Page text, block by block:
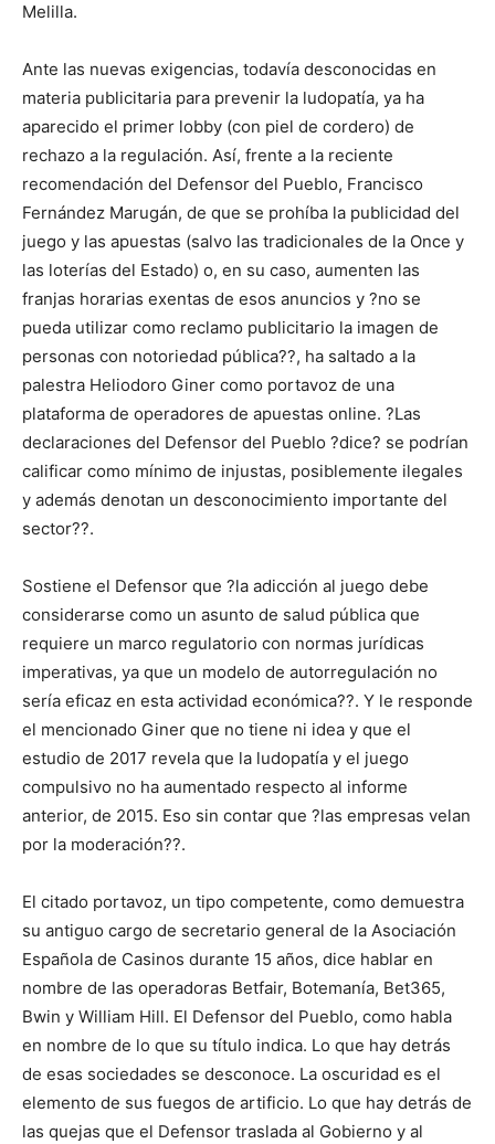
Melilla.
Ante las nuevas exigencias, todavía desconocidas en
materia publicitaria para prevenir la ludopatía, ya ha
aparecido el primer lobby (con piel de cordero) de
rechazo a la regulación. Así, frente a la reciente
recomendación del Defensor del Pueblo, Francisco
Fernández Marugán, de que se prohíba la publicidad del
juego y las apuestas (salvo las tradicionales de la Once y
las loterías del Estado) o, en su caso, aumenten las
franjas horarias exentas de esos anuncios y ?no se
pueda utilizar como reclamo publicitario la imagen de
personas con notoriedad pública??, ha saltado a la
palestra Heliodoro Giner como portavoz de una
plataforma de operadores de apuestas online. ?Las
declaraciones del Defensor del Pueblo ?dice? se podrían
calificar como mínimo de injustas, posiblemente ilegales
y además denotan un desconocimiento importante del
sector??.
Sostiene el Defensor que ?la adicción al juego debe
considerarse como un asunto de salud pública que
requiere un marco regulatorio con normas jurídicas
imperativas, ya que un modelo de autorregulación no
sería eficaz en esta actividad económica??. Y le responde
el mencionado Giner que no tiene ni idea y que el
estudio de 2017 revela que la ludopatía y el juego
compulsivo no ha aumentado respecto al informe
anterior, de 2015. Eso sin contar que ?las empresas velan
por la moderación??.
El citado portavoz, un tipo competente, como demuestra
su antiguo cargo de secretario general de la Asociación
Española de Casinos durante 15 años, dice hablar en
nombre de las operadoras Betfair, Botemanía, Bet365,
Bwin y William Hill. El Defensor del Pueblo, como habla
en nombre de lo que su título indica. Lo que hay detrás
de esas sociedades se desconoce. La oscuridad es el
elemento de sus fuegos de artificio. Lo que hay detrás de
las quejas que el Defensor traslada al Gobierno y al